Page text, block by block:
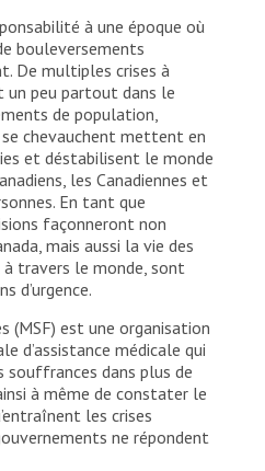
à une époque où
bouleversements
De multiples crises à
un peu partout dans le
de population,
se chevauchent mettent en
et déstabilisent le monde
les Canadiennes et
En tant que
façonneront non
mais aussi la vie des
travers le monde, sont
d’urgence.
(MSF) est une organisation
d’assistance médicale qui
souffrances dans plus de
à même de constater le
les crises
ne répondent